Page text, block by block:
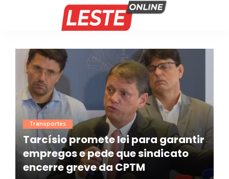
Transportes
Tarcísio promete lei para garantir
empregos e pede que sindicato
encerre greve da CPTM